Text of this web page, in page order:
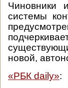
Чиновники
системы
новой,
«РБК daily»: